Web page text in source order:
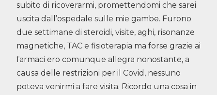
subito di ricoverarmi, promettendomi che sarei
uscita dall’ospedale sulle mie gambe. Furono
due settimane di steroidi, visite, aghi, risonanze
magnetiche, TAC e fisioterapia ma forse grazie ai
farmaci ero comunque allegra nonostante, a
causa delle restrizioni per il Covid, nessuno
poteva venirmi a fare visita. Ricordo una cosa in